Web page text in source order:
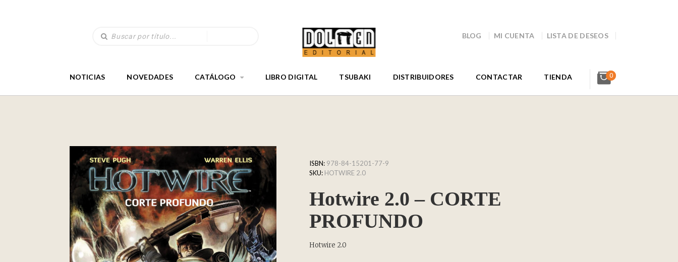
BLOG MI CUENTA LISTA DE DESEOS
NOTICIAS NOVEDADES CATÁLOGO LIBRO DIGITAL TSUBAKI DISTRIBUIDORES CONTACTAR TIENDA 0
ISBN: 978-84-15201-77-9
SKU: HOTWIRE 2.0
Hotwire 2.0 – CORTE
PROFUNDO
Hotwire 2.0